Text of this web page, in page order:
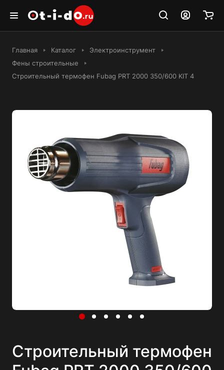
Главная Каталог
Электроинструмент
Фены строительные
Строительный термофен Fubag PRT 2000 350/600 KIT 4
Строительный термофен